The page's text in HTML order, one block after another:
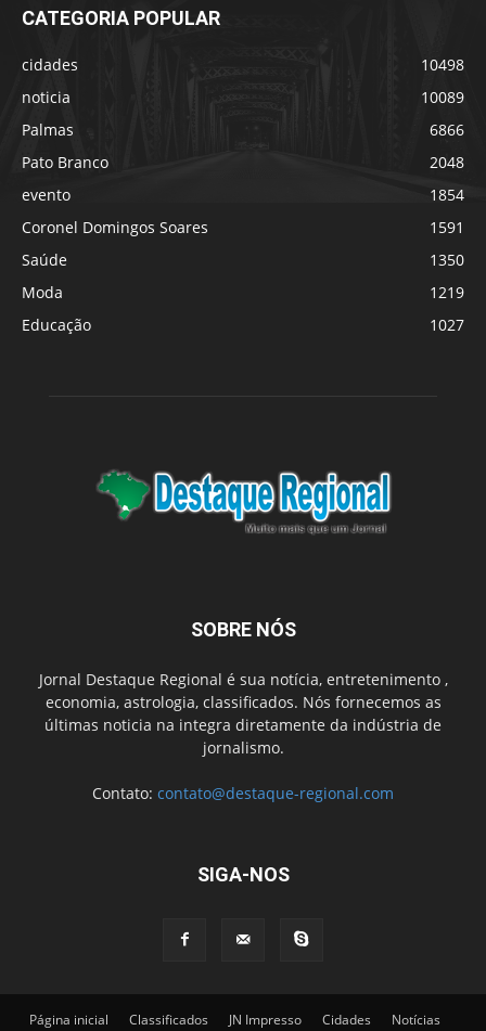
CATEGORIA POPULAR
cidades
10498
noticia
10089
Palmas
6866
Pato Branco
2048
evento
1854
Coronel Domingos Soares
1591
Saúde
1350
Moda
1219
Educação
1027
SOBRE NÓS
Jornal Destaque Regional é sua notícia, entretenimento ,
economia, astrologia, classificados. Nós fornecemos as
últimas noticia na integra diretamente da indústria de
jornalismo.
Contato: contato@destaque-regional.com
SIGA-NOS
Página inicial Classificados JN Impresso Cidades Notícias